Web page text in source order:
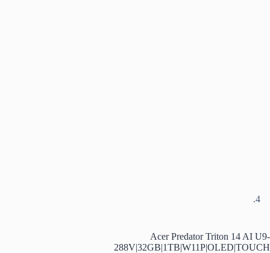
Acer Predator Triton 14 AI U9-
288V|32GB|1TB|W11P|OLED|TOUCH